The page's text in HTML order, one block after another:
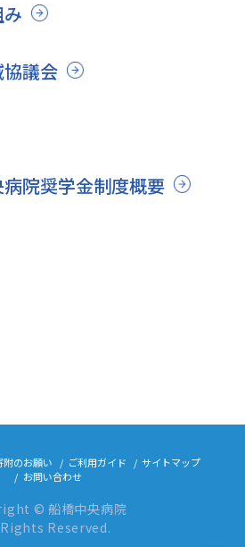
議会
院奨学金制度概要
附のお願い ご利用ガイド
サイトマップ
お問い合わせ
© 船橋中央病院
Reserved.